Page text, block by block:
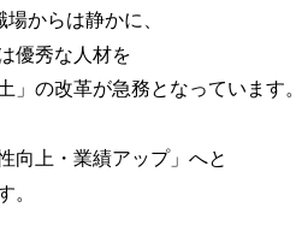
からは静かに、
優秀な人材を
の改革が急務となっています。
向上・業績アップ」へと
。